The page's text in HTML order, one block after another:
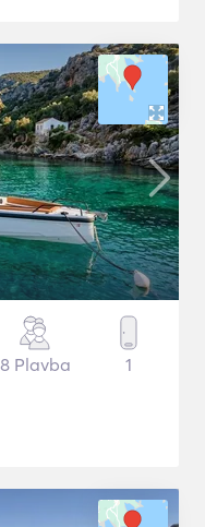
8 Plavba 1